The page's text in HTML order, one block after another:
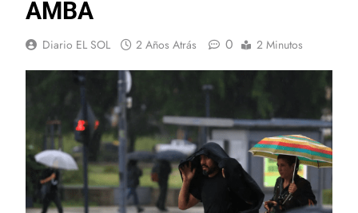
AMBA
Diario EL SOL 2 Años Atrás 0 2 Minutos